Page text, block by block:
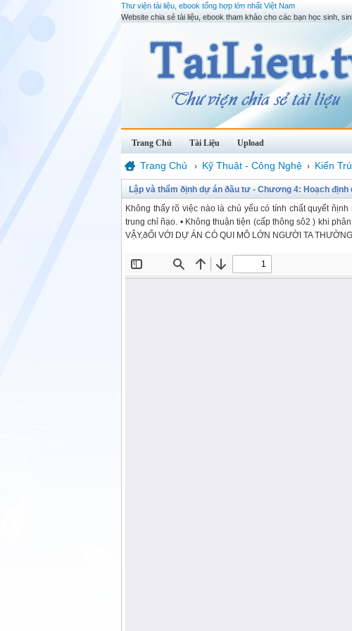
Thư viện tài liệu, ebook tổng hợp lớn nhất Việt Nam
Website chia sẻ tài liệu, ebook tham khảo cho các bạn học sinh,
Trang Chủ Tài Liệu Upload
Trang Chủ › Kỹ Thuật - Công Nghệ › Kiến
Lập và thẩm ðịnh dự án ðầu tư - Chương 4: Hoạch định
Không thấy rõ việc nào là chủ yếu có tính chất quyết
trung chỉ ñạo. • Không thuận tiện (cấp thông sô2 ) khi
VẬY,ðỐI VỚI DỰ ÁN CÓ QUI MÔ LỚN NGƯỜI TA